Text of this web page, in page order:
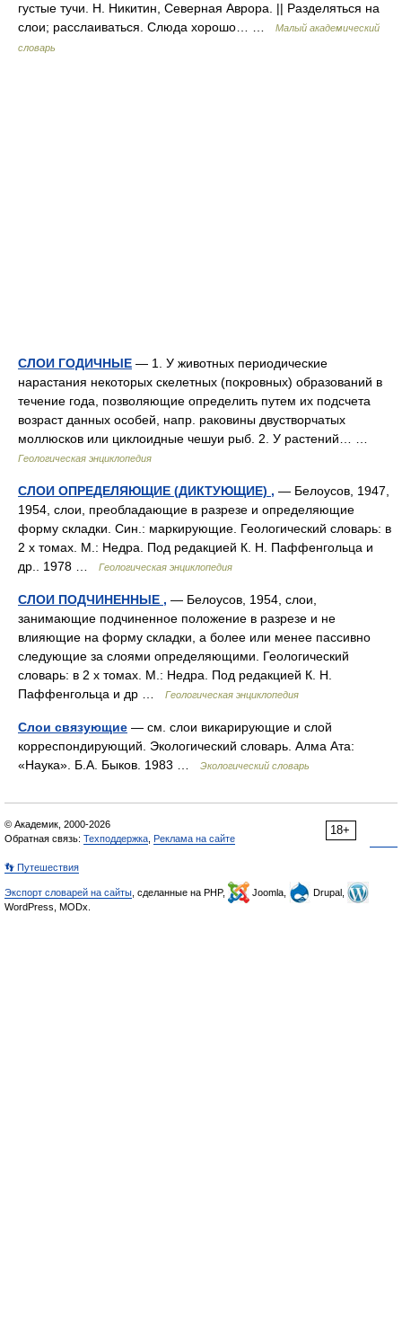
густые тучи. Н. Никитин, Северная Аврора. || Разделяться на
слои; расслаиваться. Слюда хорошо… …
Малый академический
словарь
СЛОИ ГОДИЧНЫЕ — 1. У животных периодические
нарастания некоторых скелетных (покровных) образований в
течение года, позволяющие определить путем их подсчета
возраст данных особей, напр. раковины двустворчатых
моллюсков или циклоидные чешуи рыб. 2. У растений… …
Геологическая энциклопедия
СЛОИ ОПРЕДЕЛЯЮЩИЕ (ДИКТУЮЩИЕ) , — Белоусов, 1947,
1954, слои, преобладающие в разрезе и определяющие
форму складки. Син.: маркирующие. Геологический словарь: в
2 х томах. М.: Недра. Под редакцией К. Н. Паффенгольца и
др.. 1978 …
Геологическая энциклопедия
СЛОИ ПОДЧИНЕННЫЕ , — Белоусов, 1954, слои,
занимающие подчиненное положение в разрезе и не
влияющие на форму складки, а более или менее пассивно
следующие за слоями определяющими. Геологический
словарь: в 2 х томах. М.: Недра. Под редакцией К. Н.
Паффенгольца и др …
Геологическая энциклопедия
Слои связующие — см. слои викарирующие и слой
корреспондирующий. Экологический словарь. Алма Ата:
«Наука». Б.А. Быков. 1983 …
Экологический словарь
18+
© Академик, 2000-2026
Обратная связь: Техподдержка Реклама на сайте
👣 Путешествия
Экспорт словарей на сайты , сделанные на PHP, Joomla,
Drupal,
WordPress, MODx.